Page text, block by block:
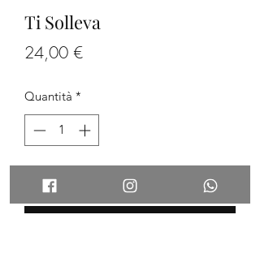
Ti Solleva
24,00 €Prezzo
Quantità *
Aggiungi al carrello